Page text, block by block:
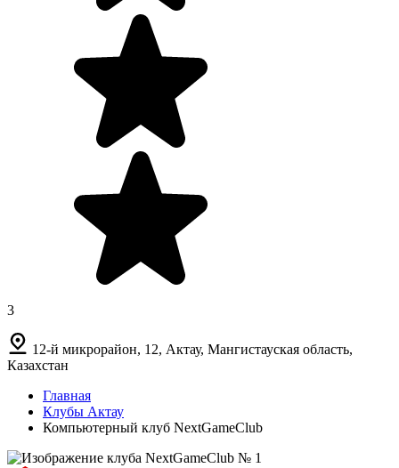
3
12-й микрорайон, 12, Актау, Мангистауская область,
Казахстан
Главная
Клубы Актау
Компьютерный клуб NextGameClub